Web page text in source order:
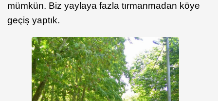
mümkün. Biz yaylaya fazla tırmanmadan köye
geçiş yaptık.